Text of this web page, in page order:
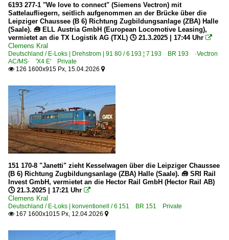
6193 277-1 "We love to connect" (Siemens Vectron) mit
Sattelaufliegern, seitlich aufgenommen an der Brücke über die
Leipziger Chaussee (B 6) Richtung Zugbildungsanlage (ZBA) Halle
(Saale). 🧰 ELL Austria GmbH (European Locomotive Leasing),
vermietet an die TX Logistik AG (TXL) 🕓 21.3.2025 | 17:44 Uhr 
Clemens Kral
Deutschland / E-Loks | Drehstrom | 91 80 / 6 193 ¦ 7 193 BR 193 ·Vectron
AC/MS· 'X4 E' Private
 126 1600x915 Px, 15.04.2026 
151 170-8 "Janetti" zieht Kesselwagen über die Leipziger Chaussee
(B 6) Richtung Zugbildungsanlage (ZBA) Halle (Saale). 🧰 SRI Rail
Invest GmbH, vermietet an die Hector Rail GmbH (Hector Rail AB)
🕓 21.3.2025 | 17:21 Uhr 
Clemens Kral
Deutschland / E-Loks | konventionell / 6 151 BR 151 Private
 167 1600x1015 Px, 12.04.2026 